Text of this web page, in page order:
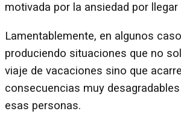
motivada por la ansiedad por
Lamentablemente, en algunos
produciendo situaciones que no
viaje de vacaciones sino que
consecuencias muy
esas personas.